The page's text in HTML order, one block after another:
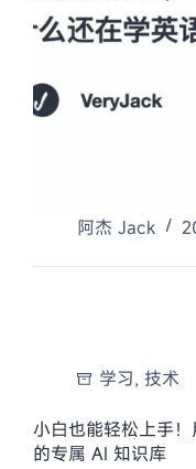
阿杰 Jack
学习, 技术
小白也能轻松上手
的专属 AI 知识库